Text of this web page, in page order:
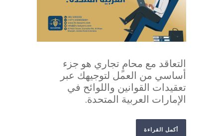
التعاقد مع محامٍ تجاري هو جزء
أساسي من العمل لتوجيهك عبر
تعقيدات القوانين واللوائح في
الإمارات العربية المتحدة.
أكمل القراءة